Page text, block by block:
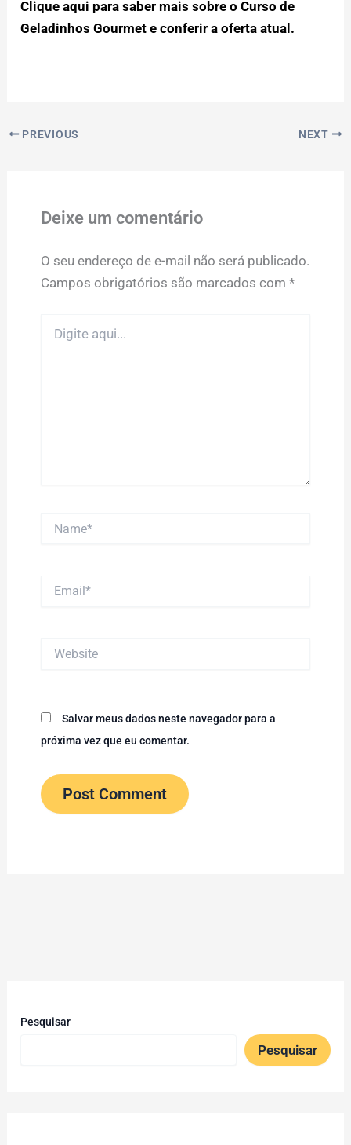
Clique aqui para saber mais sobre o Curso de
Geladinhos Gourmet e conferir a oferta atual.
PREVIOUS NEXT
Deixe um comentário
O seu endereço de e-mail não será publicado.
Campos obrigatórios são marcados com *
aqui...
Salvar meus dados neste navegador para a
próxima vez que eu comentar.
Pesquisar
Pesquisar